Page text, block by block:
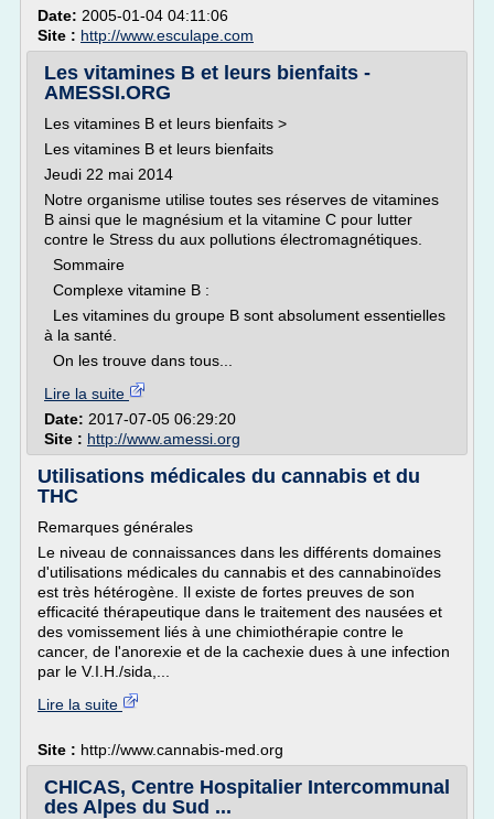
Date: 2005-01-04 04:11:06
Site : http://www.esculape.com
Les vitamines B et leurs bienfaits -
AMESSI.ORG
Les vitamines B et leurs bienfaits >
Les vitamines B et leurs bienfaits
Jeudi 22 mai 2014
Notre organisme utilise toutes ses réserves de vitamines
B ainsi que le magnésium et la vitamine C pour lutter
contre le Stress du aux pollutions électromagnétiques.
Sommaire
Complexe vitamine B :
Les vitamines du groupe B sont absolument essentielles
à la santé.
On les trouve dans tous...
Lire la suite
Date: 2017-07-05 06:29:20
Site : http://www.amessi.org
Utilisations médicales du cannabis et du
THC
Remarques générales
Le niveau de connaissances dans les différents domaines
d'utilisations médicales du cannabis et des cannabinoïdes
est très hétérogène. Il existe de fortes preuves de son
efficacité thérapeutique dans le traitement des nausées et
des vomissement liés à une chimiothérapie contre le
cancer, de l'anorexie et de la cachexie dues à une infection
par le V.I.H./sida,...
Lire la suite
Site : http://www.cannabis-med.org
CHICAS, Centre Hospitalier Intercommunal
des Alpes du Sud ...